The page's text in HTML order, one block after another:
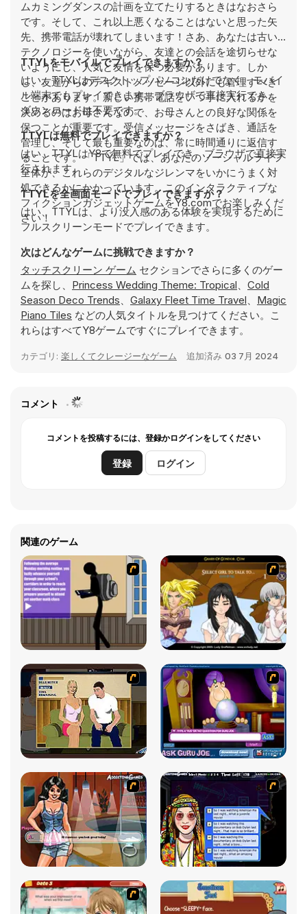
ムカミングダンスの計画を立てたりするときはなおさら
です。そして、これ以上悪くなることはないと思った矢
先、携帯電話が壊れてしまいます！さあ、あなたは古い
テクノロジーを使いながら、友達との会話を途切らせな
いようにし、人気と友情を保つ必要があります。しか
し、友達からのテキストメッセージ以外にも管理すべき
ことがあります。新しい携帯電話をいつ手に入れるかを
決めるのはお母さんなので、お母さんとの良好な関係を
保つことが重要です。受信メッセージをさばき、通話を
管理し、そして最も重要なのは、常に時間通りに返信す
ることです。「TTYL」では、あなたのソーシャルライフ
全体が、これらのデジタルなジレンマをいかにうまく対
処できるかにかかっています。このインタラクティブな
フィクションガジェットゲームをY8.comでお楽しみくだ
さい！
TTYLをモバイルでプレイできますか？
はい、TTYLはデスクトップパソコンだけでなく、モバイ
ル端末でもプレイできます。ブラウザで直接実行でき、
ダウンロードは不要です。
TTYLは無料でプレイできますか？
はい、TTYLはY8で無料でプレイでき、ブラウザで直接実
行されます。
TTYLを全画面モードでプレイできますか？
はい、TTYLは、より没入感のある体験を実現するために
フルスクリーンモードでプレイできます。
次はどんなゲームに挑戦できますか？
タッチスクリーン ゲーム セクションでさらに多くのゲー
ムを探し、 Princess Wedding Theme: Tropical、 Cold
Season Deco Trends、 Galaxy Fleet Time Travel、 Magic
Piano Tiles などの人気タイトルを見つけてください。こ
れらはすべてY8ゲームですぐにプレイできます。
カテゴリ: 楽しくてクレージーなゲーム 追加済み 03 7月 2024
コメント
コメントを投稿するには、登録かログインをしてください
登録 ログイン
関連のゲーム